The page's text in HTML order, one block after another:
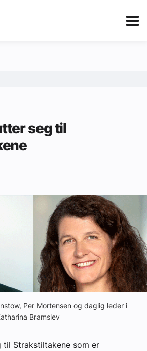
Annonsere i
seg til
Per Mortensen og daglig leder i
Bramslev
til Strakstiltakene som er